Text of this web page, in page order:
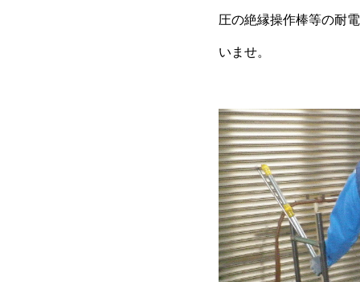
圧の絶縁操作棒等の耐
いませ。